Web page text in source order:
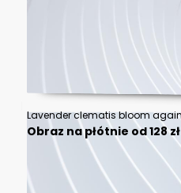
Obraz na płótnie od 128 zł